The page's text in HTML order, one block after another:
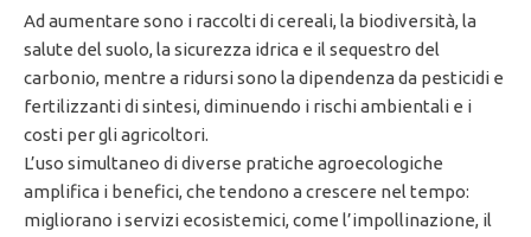
Ad aumentare sono i raccolti di cereali, la biodiversità, la
salute del suolo, la sicurezza idrica e il sequestro del
carbonio, mentre a ridursi sono la dipendenza da pesticidi e
fertilizzanti di sintesi, diminuendo i rischi ambientali e i
costi per gli agricoltori.
L’uso simultaneo di diverse pratiche agroecologiche
amplifica i benefici, che tendono a crescere nel tempo:
migliorano i servizi ecosistemici, come l’impollinazione, il